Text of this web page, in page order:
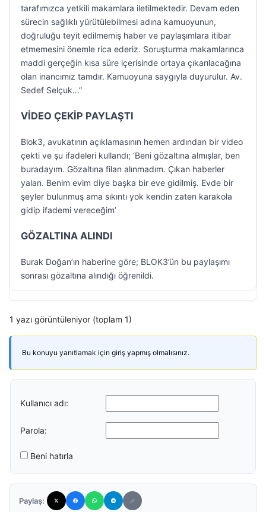
tarafımızca yetkili makamlara iletilmektedir. Devam eden
sürecin sağlıklı yürütülebilmesi adına kamuoyunun,
doğruluğu teyit edilmemiş haber ve paylaşımlara itibar
etmemesini önemle rica ederiz. Soruşturma makamlarınca
maddi gerçeğin kısa süre içerisinde ortaya çıkarılacağına
olan inancımız tamdır. Kamuoyuna saygıyla duyurulur. Av.
Sedef Selçuk…”
VİDEO ÇEKİP PAYLAŞTI
Blok3, avukatının açıklamasının hemen ardından bir video
çekti ve şu ifadeleri kullandı; ‘Beni gözaltına almışlar, ben
buradayım. Gözaltına filan alınmadım. Çıkan haberler
yalan. Benim evim diye başka bir eve gidilmiş. Evde bir
şeyler bulunmuş ama sıkıntı yok kendin zaten karakola
gidip ifademi vereceğim’
GÖZALTINA ALINDI
Burak Doğan’ın haberine göre; BLOK3’ün bu paylaşımı
sonrası gözaltına alındığı öğrenildi.
1 yazı görüntüleniyor (toplam 1)
Bu konuyu yanıtlamak için giriş yapmış olmalısınız.
Kullanıcı adı:
Parola:
Beni hatırla
Paylaş: